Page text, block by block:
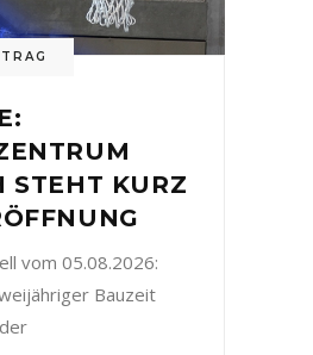
STEHT KURZ
vom 05.08.2026:
Bauzeit